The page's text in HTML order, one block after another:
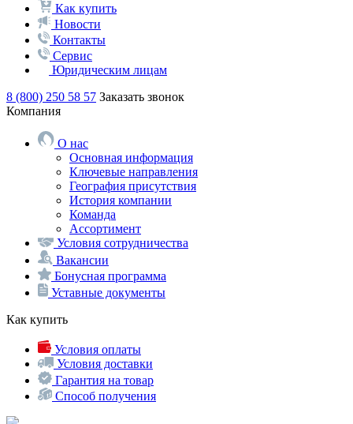
Как купить
Новости
Контакты
Сервис
Юридическим лицам
8 (800) 250 58 57 Заказать звонок
Компания
О нас
Основная информация
Ключевые направления
География присутствия
История компании
Команда
Ассортимент
Условия сотрудничества
Вакансии
Бонусная программа
Уставные документы
Как купить
Условия оплаты
Условия доставки
Гарантия на товар
Способ получения